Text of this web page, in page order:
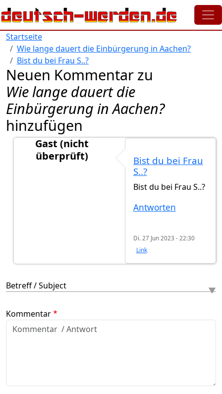
Direkt zum Inhalt
Startseite
Wie lange dauert die Einbürgerung in Aachen?
Bist du bei Frau S..?
Neuen Kommentar zu
Wie lange dauert die
Einbürgerung in Aachen?
hinzufügen
Gast (nicht
überprüft)
Ich brauche eure HilfevonGast (nicht
Bist du bei Frau
S..?
Bist du bei Frau S..?
Antworten
Di. 27 Jun 2023 - 22:30
Link
Betreff / Subject
Kommentar